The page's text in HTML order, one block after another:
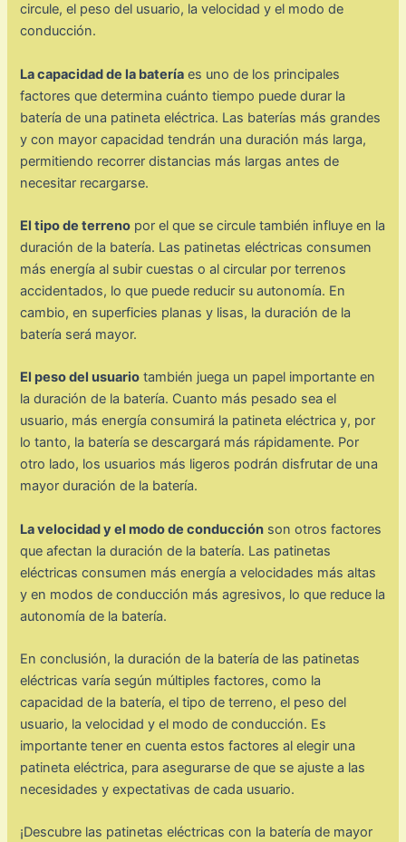
circule, el peso del usuario, la velocidad y el modo de
conducción.
La capacidad de la batería es uno de los principales
factores que determina cuánto tiempo puede durar la
batería de una patineta eléctrica. Las baterías más grandes
y con mayor capacidad tendrán una duración más larga,
permitiendo recorrer distancias más largas antes de
necesitar recargarse.
El tipo de terreno por el que se circule también influye en la
duración de la batería. Las patinetas eléctricas consumen
más energía al subir cuestas o al circular por terrenos
accidentados, lo que puede reducir su autonomía. En
cambio, en superficies planas y lisas, la duración de la
batería será mayor.
El peso del usuario también juega un papel importante en
la duración de la batería. Cuanto más pesado sea el
usuario, más energía consumirá la patineta eléctrica y, por
lo tanto, la batería se descargará más rápidamente. Por
otro lado, los usuarios más ligeros podrán disfrutar de una
mayor duración de la batería.
La velocidad y el modo de conducción son otros factores
que afectan la duración de la batería. Las patinetas
eléctricas consumen más energía a velocidades más altas
y en modos de conducción más agresivos, lo que reduce la
autonomía de la batería.
En conclusión, la duración de la batería de las patinetas
eléctricas varía según múltiples factores, como la
capacidad de la batería, el tipo de terreno, el peso del
usuario, la velocidad y el modo de conducción. Es
importante tener en cuenta estos factores al elegir una
patineta eléctrica, para asegurarse de que se ajuste a las
necesidades y expectativas de cada usuario.
¡Descubre las patinetas eléctricas con la batería de mayor